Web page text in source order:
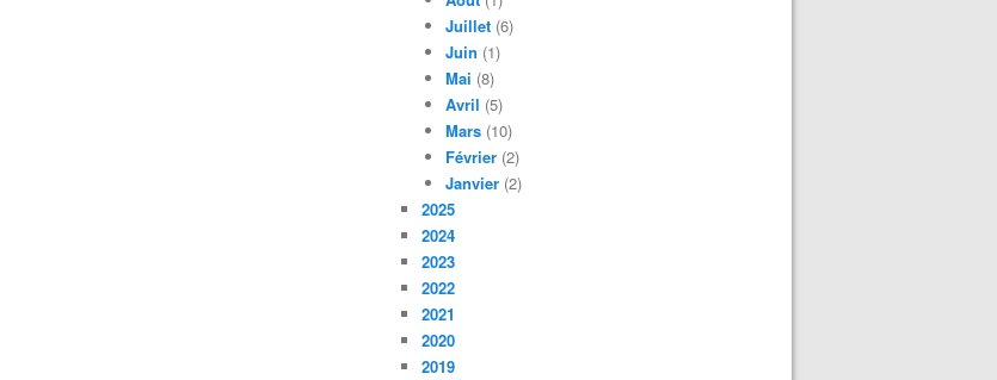
Juillet (6)
Juin (1)
Mai (8)
Avril (5)
Mars (10)
Février (2)
Janvier (2)
2025
2024
2023
2022
2021
2020
2019